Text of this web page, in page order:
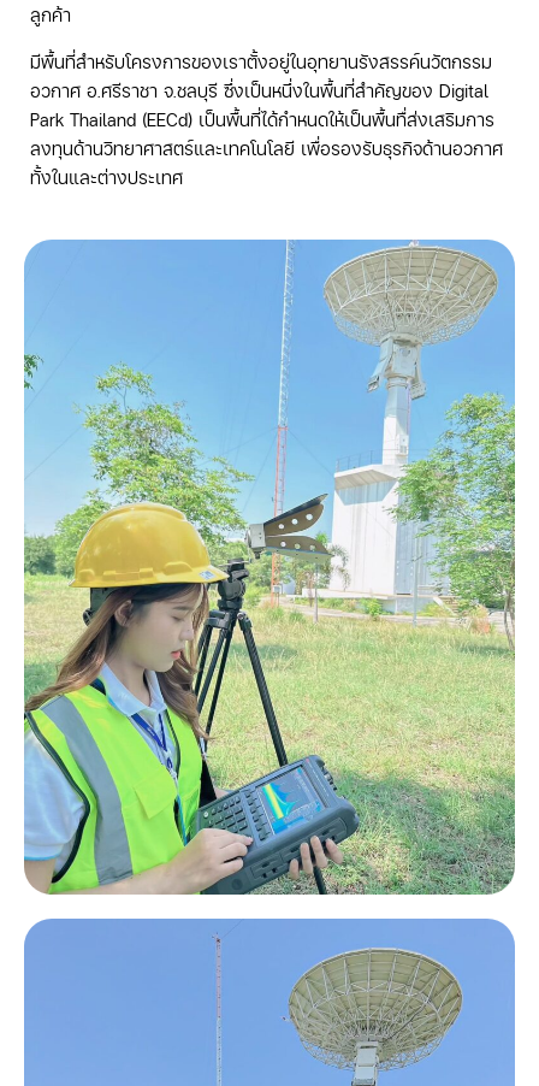
ลูกค้า
มีพื้นที่สำหรับโครงการของเราตั้งอยู่ในอุทยานรังสรรค์นวัตกรรม
อวกาศ อ.ศรีราชา จ.ชลบุรี ซึ่งเป็นหนึ่งในพื้นที่สำคัญของ Digital
Park Thailand (EECd) เป็นพื้นที่ได้กำหนดให้เป็นพื้นทื่ส่งเสริมการ
ลงทุนด้านวิทยาศาสตร์และเทคโนโลยี เพื่อรองรับธุรกิจด้านอวกาศ
ทั้งในและต่างประเทศ